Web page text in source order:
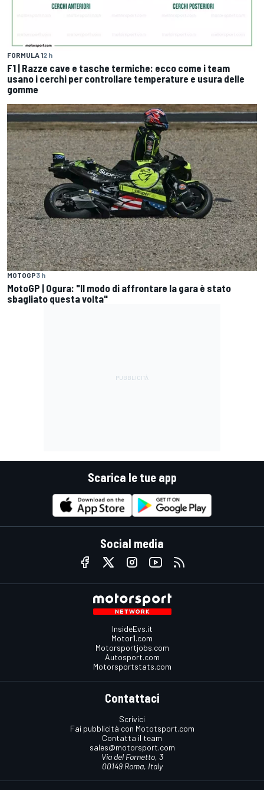
FORMULA 12 h
F1 | Razze cave e tasche termiche: ecco come i team
usano i cerchi per controllare temperature e usura delle
gomme
MOTOGP3 h
MotoGP | Ogura: "Il modo di affrontare la gara è stato
sbagliato questa volta"
Scarica le tue app
Social media
InsideEvs.it
Motor1.com
Motorsportjobs.com
Autosport.com
Motorsportstats.com
Contattaci
Scrivici
Fai pubblicità con Mototsport.com
Contatta il team
sales@motorsport.com
Via del Fornetto, 3
00149 Roma, Italy